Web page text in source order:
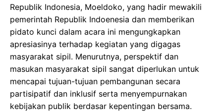
Republik Indonesia, Moeldoko, yang hadir mewakili
pemerintah Republik Indoenesia dan memberikan
pidato kunci dalam acara ini mengungkapkan
apresiasinya terhadap kegiatan yang digagas
masyarakat sipil. Menurutnya, perspektif dan
masukan masyarakat sipil sangat diperlukan untuk
mencapai tujuan-tujuan pembangunan secara
partisipatif dan inklusif serta menyempurnakan
kebijakan publik berdasar kepentingan bersama.